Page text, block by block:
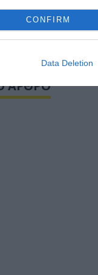
CONFIRM
Data Deletion
ΑΡΘΡΟ